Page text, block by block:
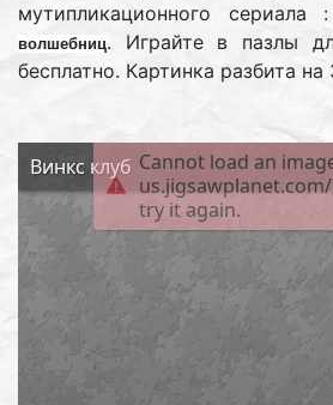
мутипликационного сериала :
волшебниц. Играйте в пазлы
бесплатно. Картинка разбита на